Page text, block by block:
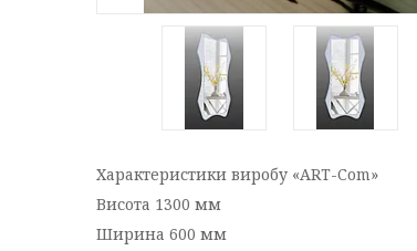
Характеристики виробу «ART-Com»
Висота 1300 мм
Ширина 600 мм